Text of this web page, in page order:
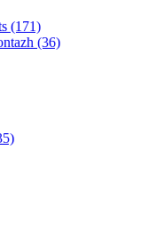
(171)
(36)